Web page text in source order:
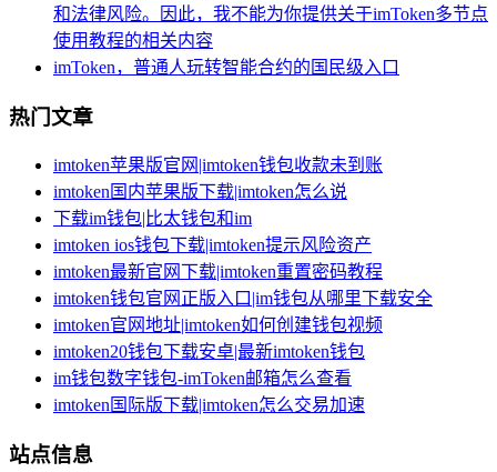
和法律风险。因此，我不能为你提供关于imToken多节点
使用教程的相关内容
imToken，普通人玩转智能合约的国民级入口
热门文章
imtoken苹果版官网|imtoken钱包收款未到账
imtoken国内苹果版下载|imtoken怎么说
下载im钱包|比太钱包和im
imtoken ios钱包下载|imtoken提示风险资产
imtoken最新官网下载|imtoken重置密码教程
imtoken钱包官网正版入口|im钱包从哪里下载安全
imtoken官网地址|imtoken如何创建钱包视频
imtoken20钱包下载安卓|最新imtoken钱包
im钱包数字钱包-imToken邮箱怎么查看
imtoken国际版下载|imtoken怎么交易加速
站点信息